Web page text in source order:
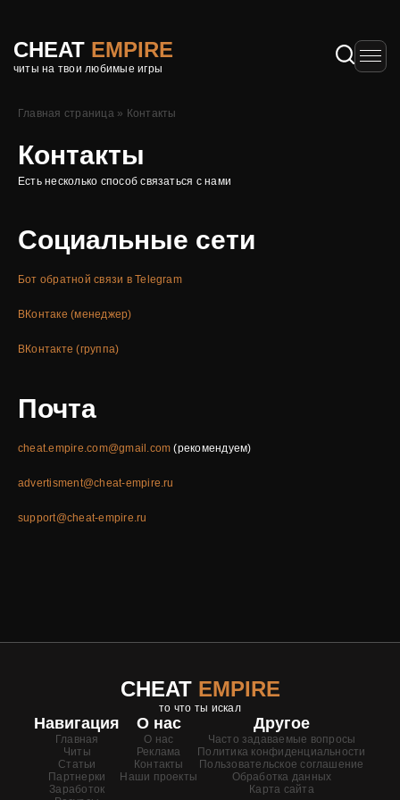
CHEAT EMPIRE
читы на твои любимые игры
Главная страница» Контакты
Контакты
Есть несколько способ связаться с нами
Социальные сети
Бот обратной связи в Telegram
ВКонтаке (менеджер)
ВКонтакте (группа)
Почта
cheat.empire.com@gmail.com (рекомендуем)
advertisment@cheat-empire.ru
support@cheat-empire.ru
CHEAT EMPIRE
то что ты искал
Навигация
Главная
Читы
Статьи
Партнерки
Заработок
О нас
О нас
Реклама
Контакты
Наши проекты
Другое
Часто задаваемые вопросы
Политика конфиденциальности
Пользовательское соглашение
Обработка данных
Карта сайта